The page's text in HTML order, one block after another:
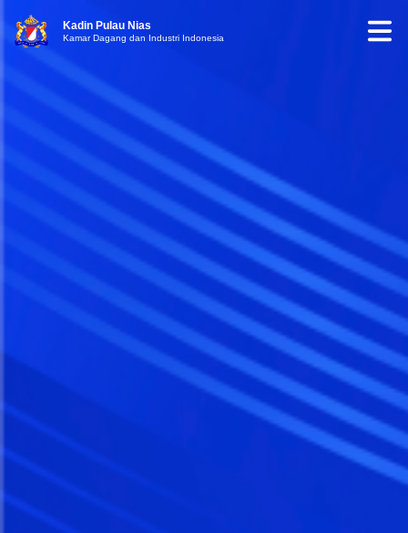
Kadin Pulau Nias
Kamar Dagang dan Industri Indonesia